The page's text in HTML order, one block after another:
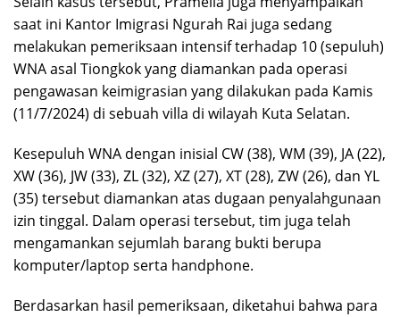
saat ini Kantor Imigrasi Ngurah Rai juga sedang
melakukan pemeriksaan intensif terhadap 10 (sepuluh)
WNA asal Tiongkok yang diamankan pada operasi
pengawasan keimigrasian yang dilakukan pada Kamis
(11/7/2024) di sebuah villa di wilayah Kuta Selatan.
Kesepuluh WNA dengan inisial CW (38), WM (39), JA (22),
XW (36), JW (33), ZL (32), XZ (27), XT (28), ZW (26), dan YL
(35) tersebut diamankan atas dugaan penyalahgunaan
izin tinggal. Dalam operasi tersebut, tim juga telah
mengamankan sejumlah barang bukti berupa
komputer/laptop serta handphone.
Berdasarkan hasil pemeriksaan, diketahui bahwa para